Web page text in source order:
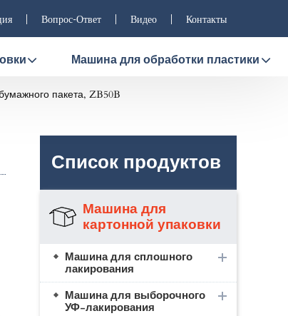
Вопрос-Ответ Видео Контакты
Машина для обработки пластики
пакета, ZB50B
Список продуктов
Машина для
картонной упаковки
Машина для сплошного
лакирования
Машина для выборочного
УФ-лакирования